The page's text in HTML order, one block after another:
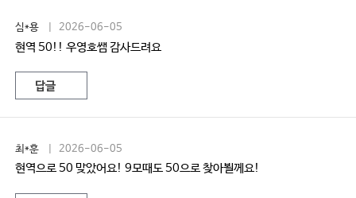
심*용 | 2026-06-05
현역 50!! 우영호쌤 감사드려요
답글
최*훈 | 2026-06-05
현역으로 50 맞았어요! 9모때도 50으로 찾아뵐께요!